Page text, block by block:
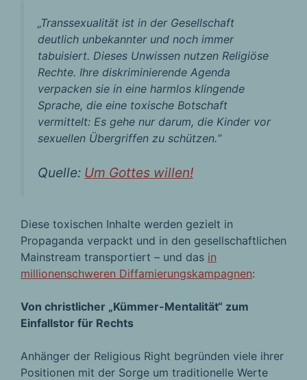
„Transsexualität ist in der Gesellschaft
deutlich unbekannter und noch immer
tabuisiert. Dieses Unwissen nutzen Religiöse
Rechte. Ihre diskriminierende Agenda
verpacken sie in eine harmlos klingende
Sprache, die eine toxische Botschaft
vermittelt: Es gehe nur darum, die Kinder vor
sexuellen Übergriffen zu schützen.“
Quelle: Um Gottes willen!
Diese toxischen Inhalte werden gezielt in
Propaganda verpackt und in den gesellschaftlichen
Mainstream transportiert – und das in
millionenschweren Diffamierungskampagnen:
Von christlicher „Kümmer-Mentalität“ zum
Einfallstor für Rechts
Anhänger der Religious Right begründen viele ihrer
Positionen mit der Sorge um traditionelle Werte